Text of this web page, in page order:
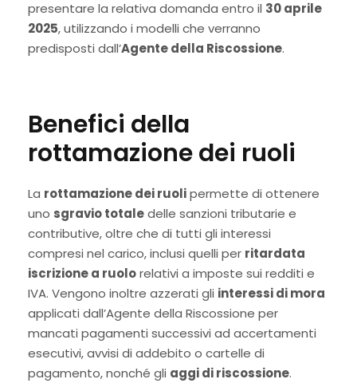
presentare la relativa domanda entro il 30 aprile
2025, utilizzando i modelli che verranno
predisposti dall’Agente della Riscossione.
Benefici della
rottamazione dei ruoli
La rottamazione dei ruolipermette di ottenere
uno sgravio totaledelle sanzioni tributarie e
contributive, oltre che di tutti gli interessi
compresi nel carico, inclusi quelli per ritardata
iscrizione a ruolorelativi a imposte sui redditi e
IVA. Vengono inoltre azzerati gli interessi di mora
applicati dall’Agente della Riscossione per
mancati pagamenti successivi ad accertamenti
esecutivi, avvisi di addebito o cartelle di
pagamento, nonché gli aggi di riscossione.